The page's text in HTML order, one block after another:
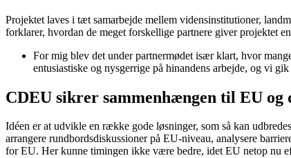
Projektet laves i tæt samarbejde mellem vidensinstitutioner,
forklarer, hvordan de meget forskellige partnere giver projektet
For mig blev det under partnermødet især klart, hvor
entusiastiske og nysgerrige på hinandens arbejde, og vi
CDEU sikrer sammenhængen til EU og
Idéen er at udvikle en række gode løsninger, som så kan
arrangere rundbordsdiskussioner på EU-niveau, analysere
for EU. Her kunne timingen ikke være bedre, idet EU netop nu